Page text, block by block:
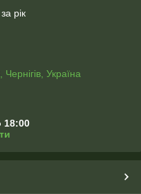
рік
Україна
18:00